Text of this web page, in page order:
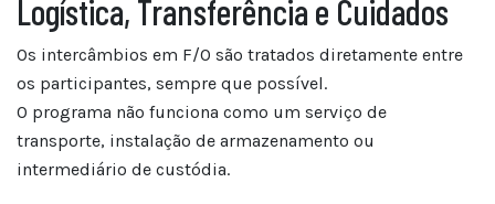
Logística, Transferência e Cuidados
Os intercâmbios em F/O são tratados diretamente entre
os participantes, sempre que possível.
O programa não funciona como um serviço de
transporte, instalação de armazenamento ou
intermediário de custódia.